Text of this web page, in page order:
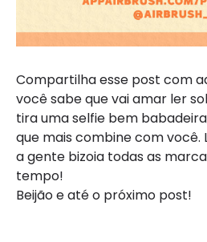
Compartilha esse post com
você sabe que vai amar ler
tira uma selfie bem
que mais combine com você.
a gente bizoia todas as
tempo!
Beijão e até o próximo post!